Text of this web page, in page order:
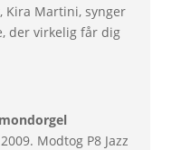
Kira Martini, synger
der virkelig får dig
Modtog P8 Jazz